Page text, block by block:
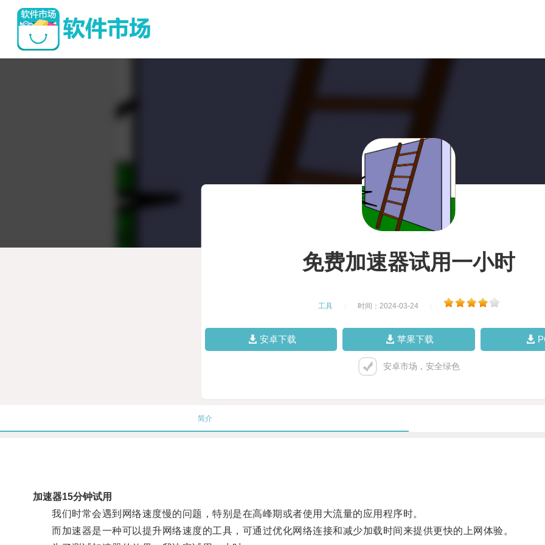
免费加速器试用一小时
工具 时间：2024-03-24
安卓下载 苹果下载
安卓市场，安全绿色
简介
加速器15分钟试用
我们时常会遇到网络速度慢的问题，特别是在高峰期或者使用大流量的应用程序时。
而加速器是一种可以提升网络速度的工具，可通过优化网络连接和减少加载时间来提供更快的上网体验。